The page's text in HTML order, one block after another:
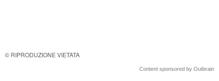
© RIPRODUZIONE VIETATA
Content sponsored by Outbrain